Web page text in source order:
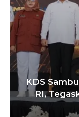
KDS
RI,